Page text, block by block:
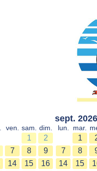
ven. sam. dim.
1
2
7 8
9
14 15
16
sept. 2026
lun. mar.
1
7
8
14
15